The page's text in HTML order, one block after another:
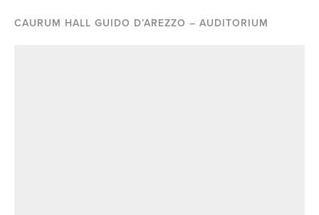
CAURUM HALL GUIDO D’AREZZO – AUDITORIUM